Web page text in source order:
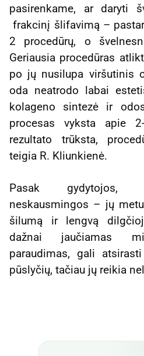
pasirenkame, ar daryti
frakcinį šlifavimą –
2 procedūrų, o
Geriausia procedūras
po jų nusilupa viršutinis
oda neatrodo labai
kolageno sintezė ir
procesas vyksta apie
rezultato trūksta,
teigia R. Kliunkienė.
Pasak gydytojos,
neskausmingos – jų
šilumą ir lengvą
dažnai jaučiamas
paraudimas, gali
pūslyčių, tačiau jų reikia